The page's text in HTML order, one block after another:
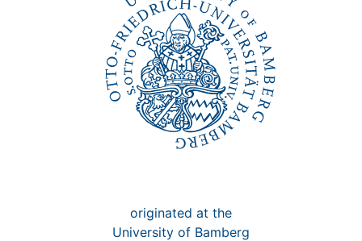
originated at the
University of Bamberg